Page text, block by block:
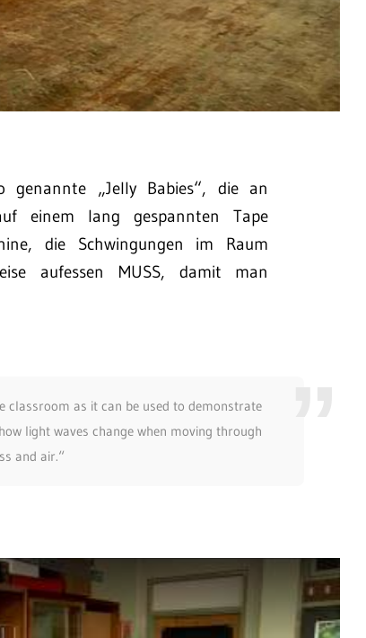
genannte „Jelly Babies“, die an
einem lang gespannten Tape
die Schwingungen im Raum
aufessen MUSS, damit man
classroom as it can be used to demonstrate
light waves change when moving through
and air.“